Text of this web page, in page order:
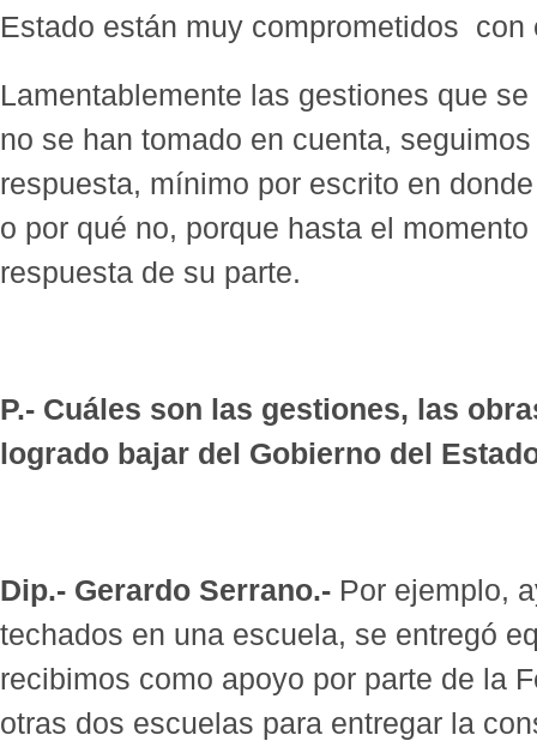
Estado están muy comprometidos con
Lamentablemente las gestiones que
no se han tomado en cuenta,
respuesta, mínimo por escrito en
o por qué no, porque hasta el
respuesta de su parte.
P.- Cuáles son las gestiones, las
logrado bajar del Gobierno del
Dip.- Gerardo Serrano.- Por ejemplo,
techados en una escuela, se entregó
recibimos como apoyo por parte de la
otras dos escuelas para entregar la